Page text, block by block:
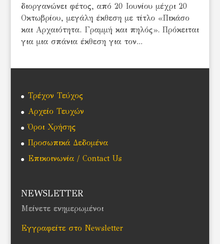
διοργανώνει φέτος, από 20 Ιουνίου μέχρι 20
Οκτωβρίου, μεγάλη έκθεση με τίτλο «Πικάσο
και Αρχαιότητα. Γραμμή και πηλός». Πρόκειται
για μια σπάνια έκθεση για τον...
Τρέχον Τεύχος
Αρχείο Τευχών
Όροι Χρήσης
Προσωπικά Δεδομένα
Επικοινωνία / Contact Us
NEWSLETTER
Μείνετε ενημερωμένοι
Εγγραφείτε στο Newsletter